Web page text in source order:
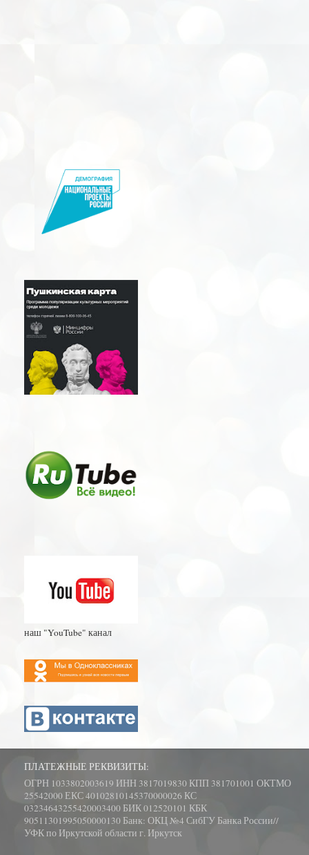
наш "YouTube" канал
ПЛАТЕЖНЫЕ РЕКВИЗИТЫ:
ОГРН 1033802003619 ИНН 3817019830 КПП 381701001 ОКТМО
25542000 ЕКС 40102810145370000026 КС
03234643255420003400 БИК 012520101 КБК
90511301995050000130 Банк: ОКЦ №4 СибГУ Банка России//
УФК по Иркутской области г. Иркутск